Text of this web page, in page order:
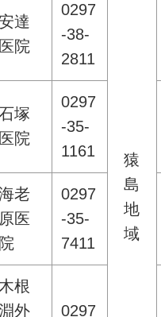
達
医院
0297
-38-
2811
猿
島
地
域
塚
医院
0297
-35-
1161
老
原医
院
0297
-35-
7411
木根
外
0297